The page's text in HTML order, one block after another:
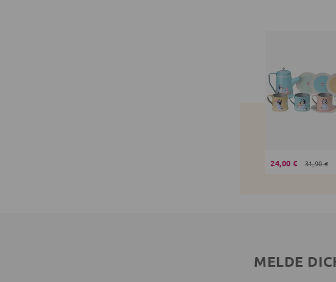
24,00 € 31,90 €
MELDE